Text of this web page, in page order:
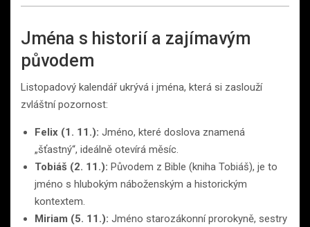
Jména s historií a zajímavým
původem
Listopadový kalendář ukrývá i jména, která si zaslouží
zvláštní pozornost:
Felix (1. 11.): Jméno, které doslova znamená
„šťastný“, ideálně otevírá měsíc.
Tobiáš (2. 11.): Původem z Bible (kniha Tobiáš), je to
jméno s hlubokým náboženským a historickým
kontextem.
Miriam (5. 11.): Jméno starozákonní prorokyně, sestry